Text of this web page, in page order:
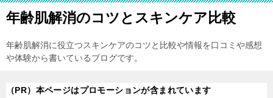
年齢肌解消のコツとスキンケア比較
年齢肌解消に役立つスキンケアのコツと比較や情報を口コミや感想
や体験から書いているブログです。
（PR）本ページはプロモーションが含まれています